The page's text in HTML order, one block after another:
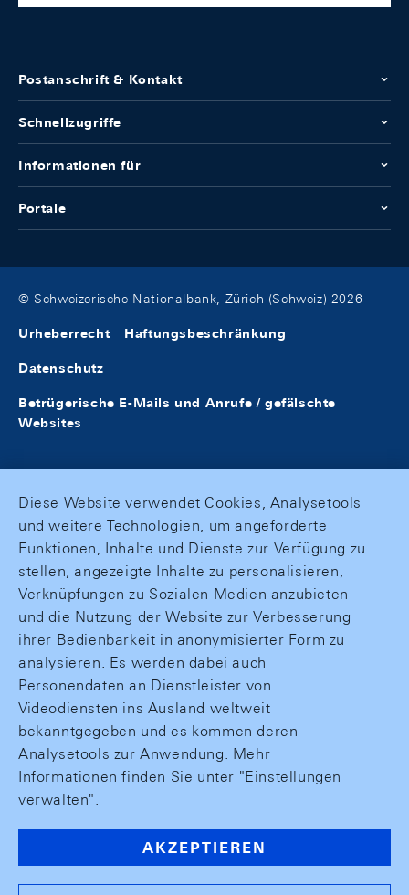
Postanschrift & Kontakt
Schnellzugriffe
Informationen für
Portale
© Schweizerische Nationalbank, Zürich (Schweiz) 2026
Urheberrecht Haftungsbeschränkung
Datenschutz
Betrügerische E-Mails und Anrufe / gefälschte
Websites
Diese Website verwendet Cookies, Analysetools
und weitere Technologien, um angeforderte
Funktionen, Inhalte und Dienste zur Verfügung zu
stellen, angezeigte Inhalte zu personalisieren,
Verknüpfungen zu Sozialen Medien anzubieten
und die Nutzung der Website zur Verbesserung
ihrer Bedienbarkeit in anonymisierter Form zu
analysieren. Es werden dabei auch
Personendaten an Dienstleister von
Videodiensten ins Ausland weltweit
bekanntgegeben und es kommen deren
Analysetools zur Anwendung. Mehr
Informationen finden Sie unter "Einstellungen
verwalten".
AKZEPTIEREN